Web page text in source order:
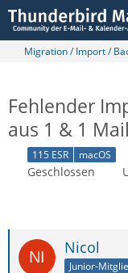
Migration / Import /
Fehlender
aus 1 & 1
115 ESR macOS
Geschlossen
Nicol
Junior-